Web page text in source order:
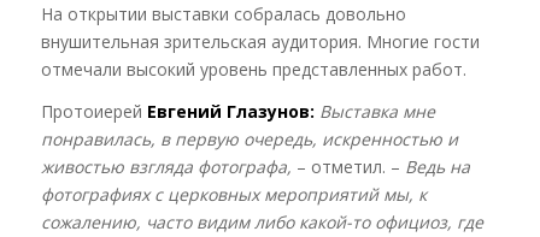
На открытии выставки собралась довольно
внушительная зрительская аудитория. Многие гости
отмечали высокий уровень представленных работ.
Протоиерей Евгений Глазунов: Выставка мне
понравилась, в первую очередь, искренностью и
живостью взгляда фотографа, – отметил. – Ведь на
фотографиях с церковных мероприятий мы, к
сожалению, часто видим либо какой-то официоз, где